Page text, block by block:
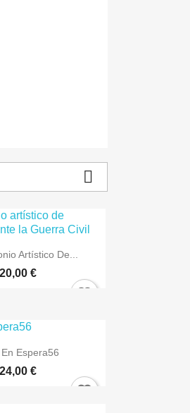

azkarra
Artístico De...
20,00 €
azkarra
Espera56
24,00 €